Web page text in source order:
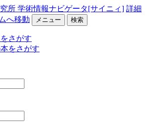
所 学術情報ナビゲータ[サイニィ] 詳細
へ移動 メニュー 検索
さがす
をさがす